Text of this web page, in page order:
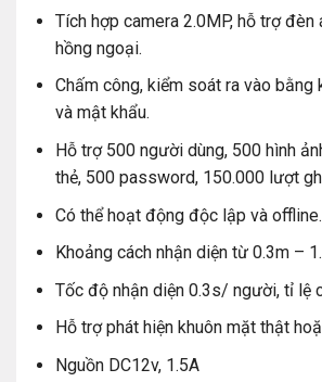
2. Lịch sử hình thành thương
Kbvision
Kbvision được thành lập vào năm
hơn 20 năm kinh nghiệm trong lĩnh
an ninh. Kbvision là một trong những
camera giám sát hàng đầu thế giới,
phân phối tại hơn 140 quốc gia.
Kbvision không chỉ tập trung vào lĩnh
bị an ninh, mà còn mở rộng hoạt động
vực khác như thiết bị y tế, thiết bị báo
thông minh. Với sự đa dạng hóa này,
Tích hợp camera 2.0MP, hỗ trợ đèn
hồng ngoại.
Chấm công, kiểm soát ra vào bằng
và mật khẩu.
Hỗ trợ 500 người dùng, 500 hình
thẻ, 500 password, 150.000 lượt
Có thể hoạt động độc lập và offline.
Khoảng cách nhận diện từ 0.3m –
Tốc độ nhận diện 0.3s/ người, tỉ lệ
Hỗ trợ phát hiện khuôn mặt thật
Nguồn DC12v, 1.5A